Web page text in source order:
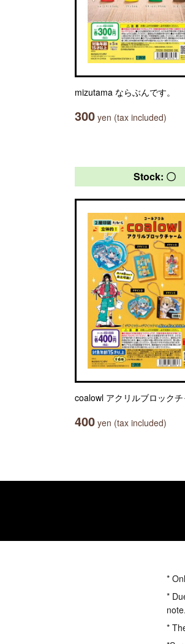
mizutama ならぶんです。
300 yen (tax included)
Stock: 〇
coalowl アクリルブロック
400 yen (tax included)
*
*
note.
*